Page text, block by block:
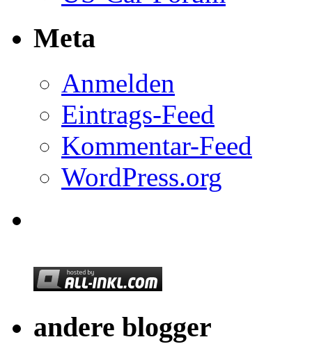
Meta
Anmelden
Eintrags-Feed
Kommentar-Feed
WordPress.org
andere blogger